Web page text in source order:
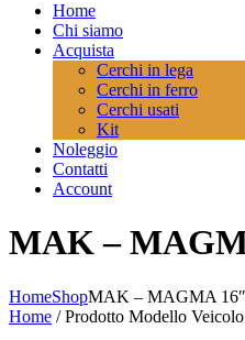
Home
Chi siamo
Acquista
Cerchi in lega
Cerchi in ferro
Cerchi usati
Kit
Noleggio
Contatti
Account
MAK –
HomeShopMAK – MAGMA 16″
Home / Prodotto Modello